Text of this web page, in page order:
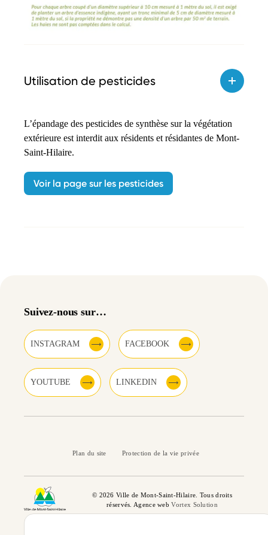
Utilisation de pesticides
L’épandage des pesticides de synthèse sur la végétation
extérieure est interdit aux résidents et résidantes de Mont-
Saint-Hilaire.
Voir la page sur les pesticides
Suivez-nous sur…
INSTAGRAM FACEBOOK
YOUTUBE LINKEDIN
© 2026 Ville de Mont-Saint-Hilaire. Tous droits
réservés. Agence webVortex Solution
Plan du site Protection de la vie privée